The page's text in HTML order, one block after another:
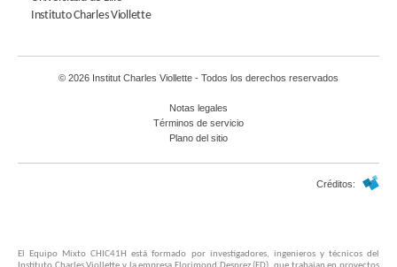
Instituto Charles Viollette
© 2026 Institut Charles Viollette - Todos los derechos reservados
Notas legales
Términos de servicio
Plano del sitio
Créditos:
El Equipo Mixto CHIC41H está formado por investigadores, ingenieros y técnicos del